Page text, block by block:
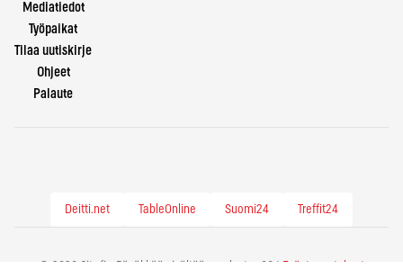
Mediatiedot
Työpaikat
Tilaa uutiskirje
Ohjeet
Palaute
Deitti.net TableOnline Suomi24 Treffit24